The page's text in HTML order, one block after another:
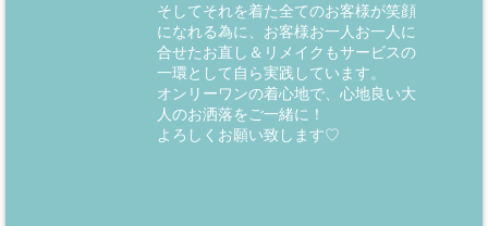
そしてそれを着た全てのお客様が笑顔
になれる為に、お客様お一人お一人に
合せたお直し＆リメイクもサービスの
一環として自ら実践しています。
オンリーワンの着心地で、心地良い大
人のお洒落をご一緒に！
よろしくお願い致します♡